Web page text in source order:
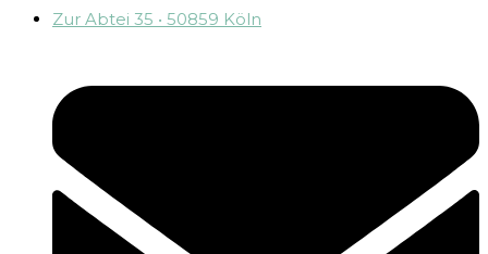
Zur Abtei 35 • 50859 Köln